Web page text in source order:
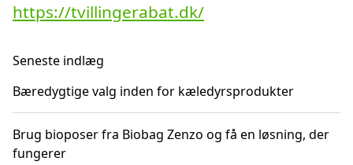
https://tvillingerabat.dk/
Seneste indlæg
Bæredygtige valg inden for kæledyrsprodukter
Brug bioposer fra Biobag Zenzo og få en løsning, der
fungerer